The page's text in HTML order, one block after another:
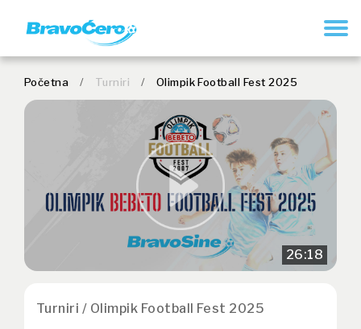
Početna / Turniri / Olimpik Football Fest 2025
26:18
Turniri / Olimpik Football Fest 2025